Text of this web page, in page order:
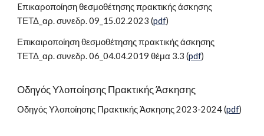
Eπικαροποίηση θεσμοθέτησης πρακτικής άσκησης
ΤΕΤΔ_αρ. συνεδρ. 09_15.02.2023 (pdf)
Επικαιροποίηση θεσμοθέτησης πρακτικής άσκησης
ΤΕΤΔ_αρ. συνεδρ. 06_04.04.2019 θέμα 3.3 (pdf)
Οδηγός Υλοποίησης Πρακτικής Άσκησης
Οδηγός Υλοποίησης Πρακτικής Άσκησης 2023-2024 (pdf)